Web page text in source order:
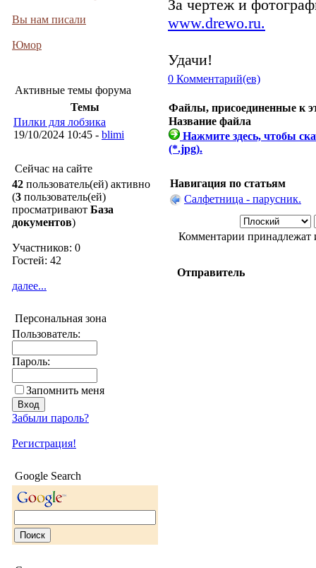
Вы нам писали
Юмор
Активные темы форума
Темы
Пилки для лобзика
19/10/2024 10:45 - blimi
Сейчас на сайте
42 пользователь(ей) активно
(3 пользователь(ей)
просматривают База
документов)
Участников: 0
Гостей: 42
далее...
Персональная зона
Пользователь:
Пароль:
Запомнить меня
Забыли пароль?
Регистрация!
Google Search
За чертеж и
www.drewo.ru.
Удачи!
0 Комментарий(ев)
Файлы, присоединенные к
Название файла
Нажмите здесь, чтобы
(*.jpg).
Навигация по статьям
Салфетница - парусник.
Комментарии принадлежат
Отправитель